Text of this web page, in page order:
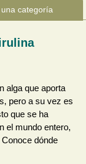
alga que aporta
pero a su vez es
que se ha
el mundo entero,
dónde